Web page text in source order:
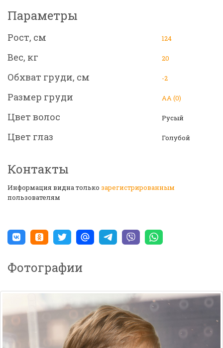
Параметры
Рост, см 124
Вес, кг 20
Обхват груди, см -2
Размер груди АА (0)
Цвет волос Русый
Цвет глаз Голубой
Контакты
Информация видна только зарегистрированным
пользователям
Фотографии